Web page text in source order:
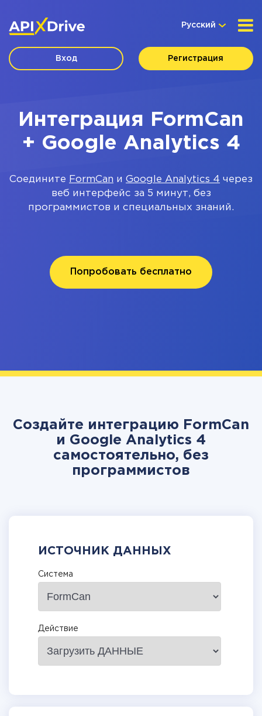
Русский
Вход Регистрация
Интеграция FormCan
+ Google Analytics 4
Соедините FormCan и Google Analytics 4 через
веб интерфейс за 5 минут, без
программистов и специальных знаний.
Попробовать бесплатно
Создайте интеграцию FormCan
и Google Analytics 4
самостоятельно, без
программистов
ИСТОЧНИК ДАННЫХ
Система
Действие